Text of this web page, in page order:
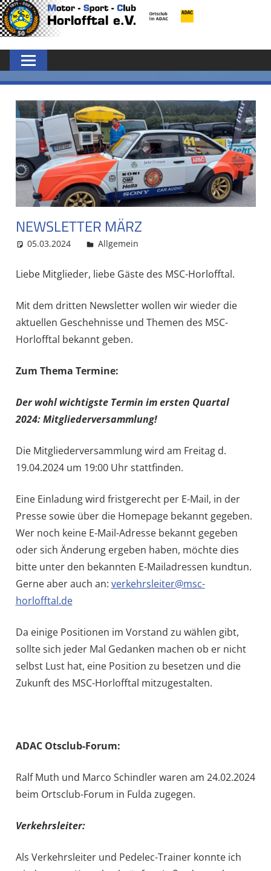
Zum
Inhalt
MSC
HORLOFFTAL
E.V.
NEWSLETTER MÄRZ
05.03.2024 MSC Admin
Allgemein
Liebe Mitglieder, liebe Gäste des MSC-Horlofftal.
Mit dem dritten Newsletter wollen wir wieder die
aktuellen Geschehnisse und Themen des MSC-
Horlofftal bekannt geben.
Zum Thema Termine:
Der wohl wichtigste Termin im ersten Quartal
2024: Mitgliederversammlung!
Die Mitgliederversammlung wird am Freitag d.
19.04.2024 um 19:00 Uhr stattfinden.
Eine Einladung wird fristgerecht per E-Mail, in der
Presse sowie über die Homepage bekannt gegeben.
Wer noch keine E-Mail-Adresse bekannt gegeben
oder sich Änderung ergeben haben, möchte dies
bitte unter den bekannten E-Mailadressen kundtun.
Gerne aber auch an: verkehrsleiter@msc-
horlofftal.de
Da einige Positionen im Vorstand zu wählen gibt,
sollte sich jeder Mal Gedanken machen ob er nicht
selbst Lust hat, eine Position zu besetzen und die
Zukunft des MSC-Horlofftal mitzugestalten.
ADAC Otsclub-Forum:
Ralf Muth und Marco Schindler waren am 24.02.2024
beim Ortsclub-Forum in Fulda zugegen.
Verkehrsleiter:
Als Verkehrsleiter und Pedelec-Trainer konnte ich